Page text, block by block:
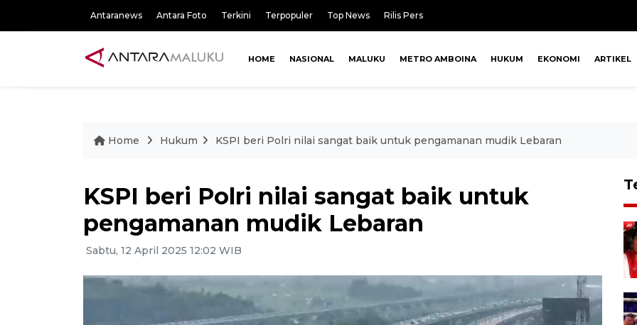
Antaranews Antara Foto Terkini Terpopuler Top News Rilis Pers
HOME NASIONAL MALUKU METRO AMBOINA HUKUM EKONOMI ARTIKEL
Home Hukum KSPI beri Polri nilai sangat baik untuk pengamanan mudik Lebaran
KSPI beri Polri nilai sangat baik untuk
pengamanan mudik Lebaran
Sabtu, 12 April 2025 12:02 WIB